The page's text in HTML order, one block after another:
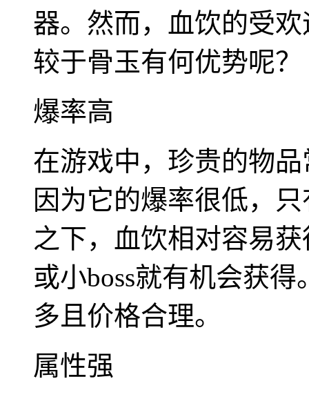
器。然而，血饮的受
较于骨玉有何优势呢？
爆率高
在游戏中，珍贵的物
因为它的爆率很低，
之下，血饮相对容易
或小boss就有机会获
多且价格合理。
属性强